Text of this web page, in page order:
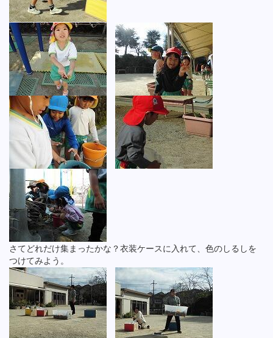
さてどれだけ集まったかな？衣装ケースに入れて、色のしるしを
つけてみよう。